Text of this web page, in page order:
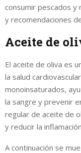
consumir pescados y
y recomendaciones
Aceite de
El aceite de oliva es
la salud
monoinsaturados,
la sangre y prevenir
regular de aceite de
y reducir la
A continuación se